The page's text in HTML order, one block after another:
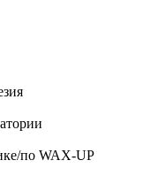
по WAX-UP